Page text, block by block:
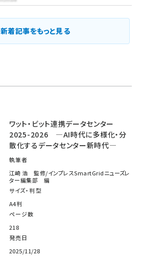
新着記事をもっと見る
ワット・ビット連携データセンター
2025-2026 ―AI時代に多様化・分
散化するデータセンター新時代―
執筆者
江崎 浩 監修/インプレスSmartGridニューズレ
ター編集部 編
サイズ・判型
A4判
ページ数
218
発売日
2025/11/28